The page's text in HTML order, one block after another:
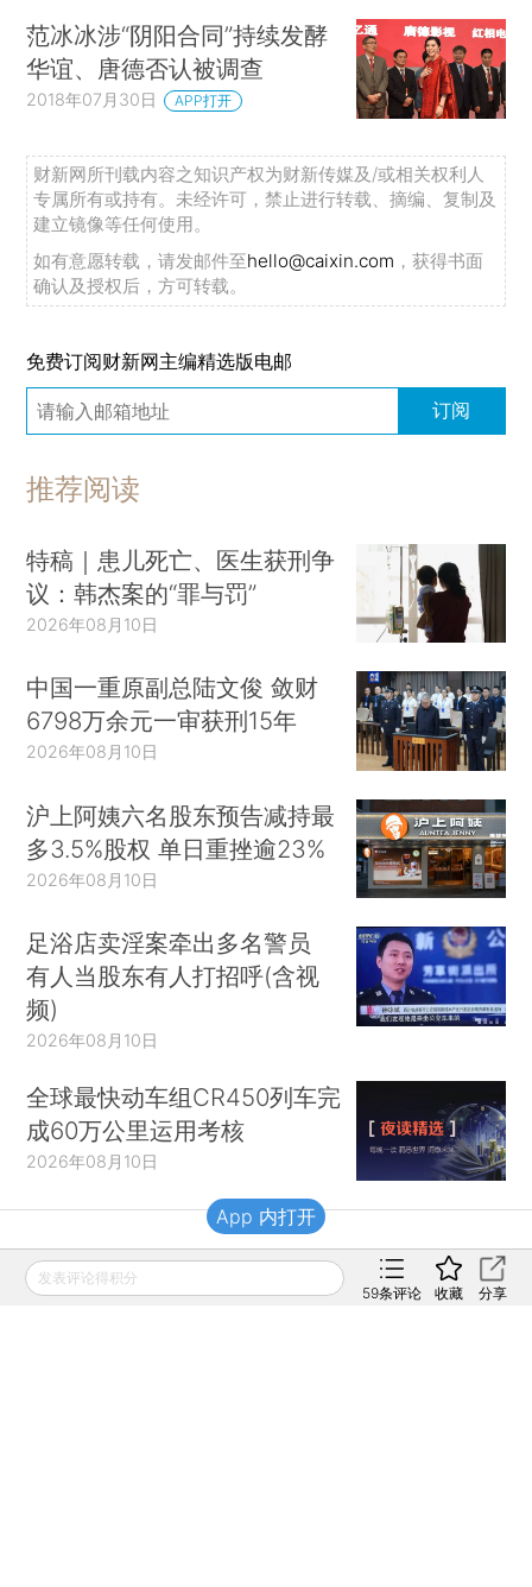
范冰冰涉“阴阳合同”持续发酵
华谊、唐德否认被调查
2018年07月30日 APP打开
财新网所刊载内容之知识产权为财新传媒及/或相关权利人
专属所有或持有。未经许可，禁止进行转载、摘编、复制及
建立镜像等任何使用。
如有意愿转载，请发邮件至hello@caixin.com ，获得书面
确认及授权后，方可转载。
免费订阅财新网主编精选版电邮
订阅
推荐阅读
特稿｜患儿死亡、医生获刑争
议：韩杰案的“罪与罚”
2026年08月10日
中国一重原副总陆文俊 敛财
6798万余元一审获刑15年
2026年08月10日
沪上阿姨六名股东预告减持最
多3.5%股权 单日重挫逾23%
2026年08月10日
足浴店卖淫案牵出多名警员
有人当股东有人打招呼(含视
频)
2026年08月10日
全球最快动车组CR450列车完
成60万公里运用考核
2026年08月10日
财新移动
发表评论得积分
59条评论 收藏 分享
App 内打开